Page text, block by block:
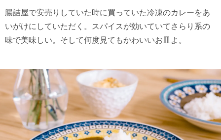
腸詰屋で安売りしていた時に買っていた冷凍のカレーをあ
いがけにしていただく。スパイスが効いていてさらり系の
味で美味しい。そして何度見てもかわいいお皿よ。